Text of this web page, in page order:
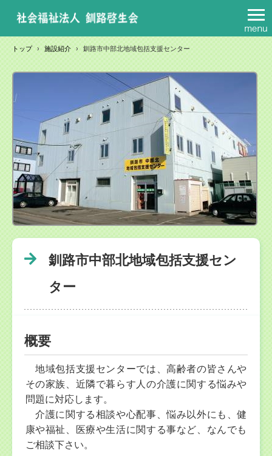
トップ › 施設紹介 › 釧路市中部北地域包括支援センター
釧路市中部北地域包括支援セン
ター
概要
地域包括支援センターでは、高齢者の皆さんや
その家族、近隣で暮らす人の介護に関する悩みや
問題に対応します。
介護に関する相談や心配事、悩み以外にも、健
康や福祉、医療や生活に関する事など、なんでも
ご相談下さい。